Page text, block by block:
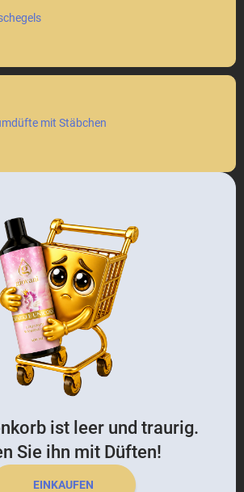
mit Stäbchen
ist leer und traurig.
Sie ihn mit Düften!
EINKAUFEN